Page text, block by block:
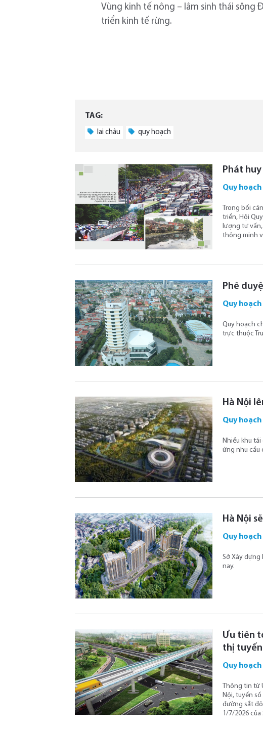
Vùng kinh tế nông – lâm sinh thái sông
triển kinh tế rừng.
TAG:
lai châu quy hoạch
Phát
Quy
Trong bối
triển, Hội
lượng tư
thông minh
Phê
Quy
Quy hoạch
trực thuộc
Hà Nội
Quy
Nhiều khu
ứng nhu cầu
Hà Nội
Quy
Sở Xây
nay.
Ưu tiên
thị tuyến
Quy
Thông tin
Nội, tuyến
đường sắt
1/7/2026 của